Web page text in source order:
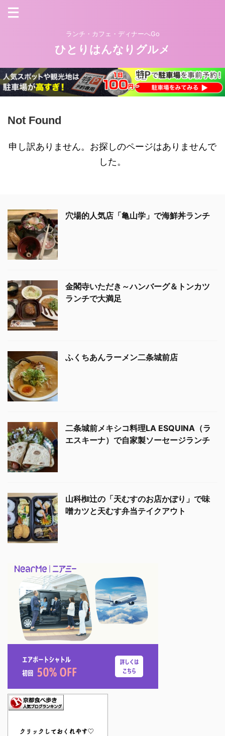
ランチ・カフェ・ディナーへGo
ひとりはんなりグルメ
Not Found
申し訳ありません。お探しのページはありませんで
した。
穴場的人気店「亀山学」で海鮮丼ランチ
金閣寺いただき～ハンバーグ＆トンカツ
ランチで大満足
ふくちあんラーメン二条城前店
二条城前メキシコ料理LA ESQUINA（ラ
エスキーナ）で自家製ソーセージランチ
山科椥辻の「天むすのお店かぽり」で味
噌カツと天むす弁当テイクアウト